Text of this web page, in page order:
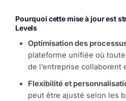
Pourquoi cette mise à jour est
Levels
Optimisation des
plateforme unifiée où
de l’entreprise collaborent
Flexibilité et
peut être ajusté selon les